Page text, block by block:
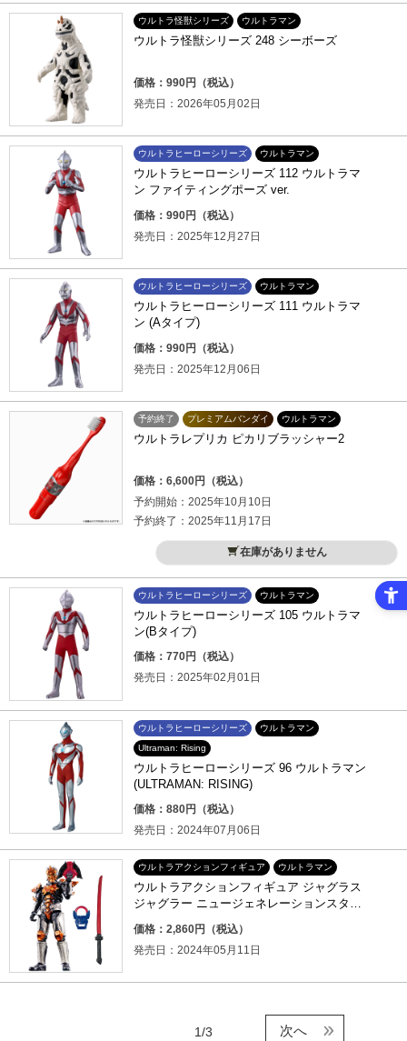
ウルトラ怪獣シリーズ ウルトラマン
ウルトラ怪獣シリーズ 248 シーボーズ
価格：990円（税込）
発売日：2026年05月02日
ウルトラヒーローシリーズ ウルトラマン
ウルトラヒーローシリーズ 112 ウルトラマ
ン ファイティングポーズ ver.
価格：990円（税込）
発売日：2025年12月27日
ウルトラヒーローシリーズ ウルトラマン
ウルトラヒーローシリーズ 111 ウルトラマ
ン (Aタイプ)
価格：990円（税込）
発売日：2025年12月06日
予約終了 プレミアムバンダイ ウルトラマン
ウルトラレプリカ ピカリブラッシャー2
価格：6,600円（税込）
予約開始：2025年10月10日
予約終了：2025年11月17日
在庫がありません
ウルトラヒーローシリーズ ウルトラマン
ウルトラヒーローシリーズ 105 ウルトラマ
ン(Bタイプ)
価格：770円（税込）
発売日：2025年02月01日
ウルトラヒーローシリーズ
ウルトラマン
Ultraman: Rising
ウルトラヒーローシリーズ 96 ウルトラマン
(ULTRAMAN: RISING)
価格：880円（税込）
発売日：2024年07月06日
ウルトラアクションフィギュア ウルトラマン
ウルトラアクションフィギュア ジャグラス
ジャグラー ニュージェネレーションスター
ズセット
価格：2,860円（税込）
発売日：2024年05月11日
1/3 次へ